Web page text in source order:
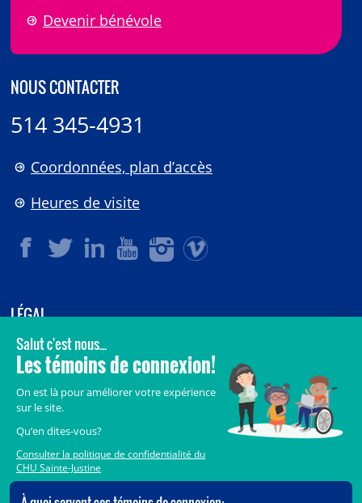
Devenir bénévole
NOUS CONTACTER
514 345-4931
Coordonnées, plan d’accès
Heures de visite
LÉGAL
© 2006-2026CHU Sainte-Justine.
Tous droits réservés.
Crédits
Accès aux documents des organismes publics